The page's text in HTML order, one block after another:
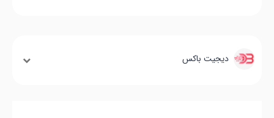
دیجیت باکس